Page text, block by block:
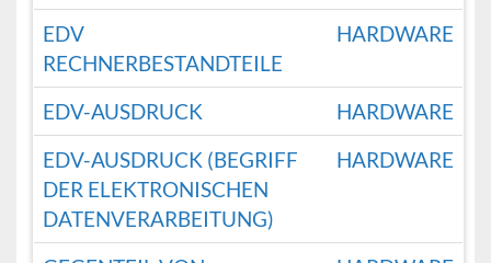
EDV
RECHNERBESTANDTEILE
HARDWARE
EDV-AUSDRUCK
HARDWARE
EDV-AUSDRUCK (BEGRIFF
DER ELEKTRONISCHEN
DATENVERARBEITUNG)
HARDWARE